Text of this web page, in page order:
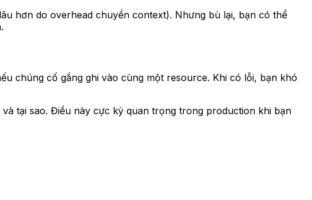
hơn do overhead chuyển context). Nhưng bù lại, bạn có thể
chúng cố gắng ghi vào cùng một resource. Khi có lỗi, bạn khó
tại sao. Điều này cực kỳ quan trọng trong production khi bạn